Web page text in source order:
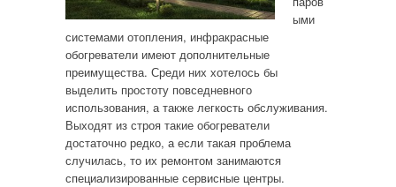
ыми
системами отопления, инфракрасные
обогреватели имеют дополнительные
преимущества. Среди них хотелось бы
выделить простоту повседневного
использования, а также легкость обслуживания.
Выходят из строя такие обогреватели
достаточно редко, а если такая проблема
случилась, то их ремонтом занимаются
специализированные сервисные центры.